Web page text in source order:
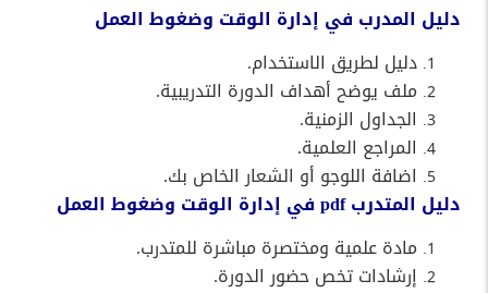
دليل المدرب في إدارة الوقت وضغوط العمل
دليل لطريق الاستخدام.
ملف يوضح أهداف الدورة التدريبية.
الجداول الزمنية.
المراجع العلمية.
اضافة اللوجو أو الشعار الخاص بك.
دليل المتدرب pdf في إدارة الوقت وضغوط العمل
مادة علمية ومختصرة مباشرة للمتدرب.
إرشادات تخص حضور الدورة.